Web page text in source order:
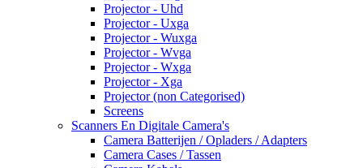
Projector - Uhd
Projector - Uxga
Projector - Wuxga
Projector - Wvga
Projector - Wxga
Projector - Xga
Projector (non Categorised)
Screens
Scanners En Digitale Camera's
Camera Batterijen / Opladers / Adapters
Camera Cases / Tassen